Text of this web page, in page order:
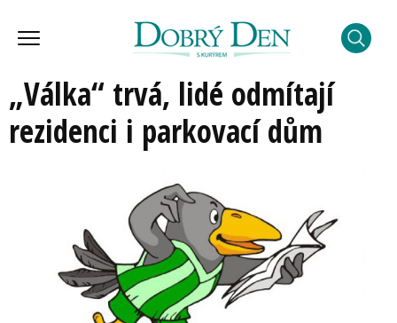
„Válka“ trvá, lidé odmítají
rezidenci i parkovací dům